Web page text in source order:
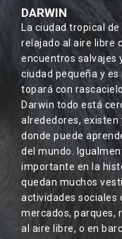
DARWIN
La ciudad tropical
relajado al aire libre
encuentros salvajes
ciudad pequeña y
topará con
Darwin todo está
alrededores,
donde puede
del mundo.
importante en la
quedan muchos
actividades sociales
mercados, parques,
al aire libre, o en